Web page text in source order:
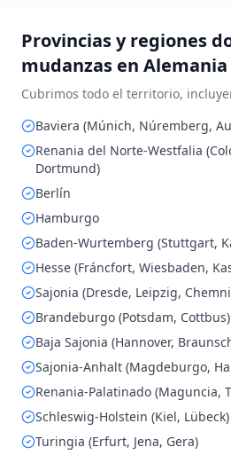
Provincias y regiones
mudanzas en Alemania
Cubrimos todo el territorio,
Baviera (Múnich, Núremberg,
Renania del Norte-Westfalia
Dortmund)
Berlín
Hamburgo
Baden-Wurtemberg (Stuttgart,
Hesse (Fráncfort, Wiesbaden,
Sajonia (Dresde, Leipzig,
Brandeburgo (Potsdam, Cottbus)
Baja Sajonia (Hannover,
Sajonia-Anhalt (Magdeburgo,
Renania-Palatinado (Maguncia,
Schleswig-Holstein (Kiel, Lübeck)
Turingia (Erfurt, Jena, Gera)